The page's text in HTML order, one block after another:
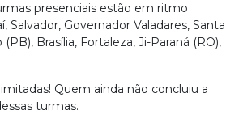
presenciais estão em ritmo
Governador Valadares, Santa
Brasília, Fortaleza, Ji-Paraná (RO),
Quem ainda não concluiu a
turmas.